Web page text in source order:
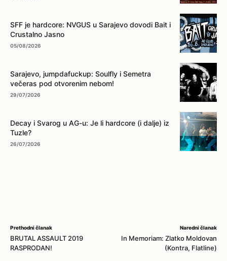
SFF je hardcore: NVGUS u Sarajevo dovodi Bait i
Crustalno Jasno
05/08/2026
Sarajevo, jumpdafuckup: Soulfly i Semetra
večeras pod otvorenim nebom!
29/07/2026
Decay i Svarog u AG-u: Je li hardcore (i dalje) iz
Tuzle?
26/07/2026
Prethodni članak
BRUTAL ASSAULT 2019
RASPRODAN!
Naredni članak
In Memoriam: Zlatko Moldovan
(Kontra, Flatline)